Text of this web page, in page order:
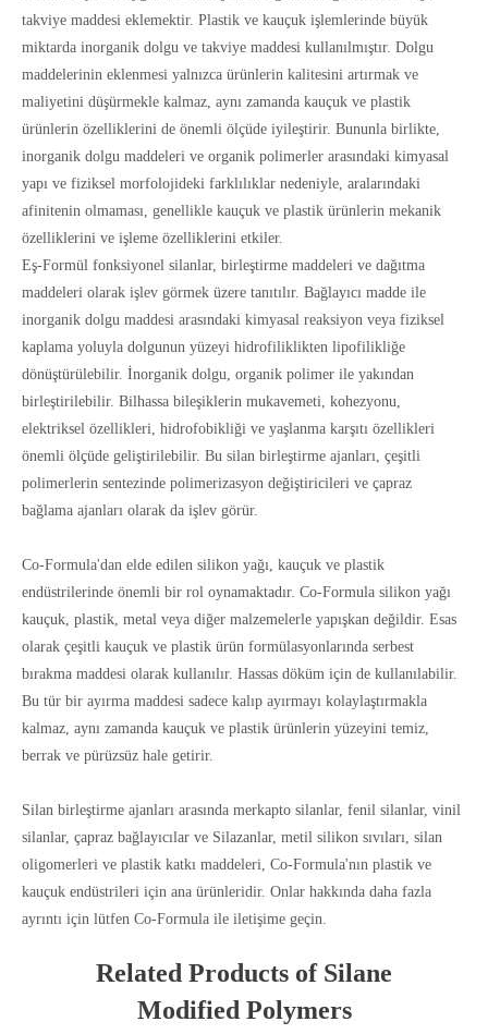
takviye maddesi eklemektir. Plastik ve kauçuk işlemlerinde büyük
miktarda inorganik dolgu ve takviye maddesi kullanılmıştır. Dolgu
maddelerinin eklenmesi yalnızca ürünlerin kalitesini artırmak ve
maliyetini düşürmekle kalmaz, aynı zamanda kauçuk ve plastik
ürünlerin özelliklerini de önemli ölçüde iyileştirir. Bununla birlikte,
inorganik dolgu maddeleri ve organik polimerler arasındaki kimyasal
yapı ve fiziksel morfolojideki farklılıklar nedeniyle, aralarındaki
afinitenin olmaması, genellikle kauçuk ve plastik ürünlerin mekanik
özelliklerini ve işleme özelliklerini etkiler.
Eş-Formül fonksiyonel silanlar, birleştirme maddeleri ve dağıtma
maddeleri olarak işlev görmek üzere tanıtılır. Bağlayıcı madde ile
inorganik dolgu maddesi arasındaki kimyasal reaksiyon veya fiziksel
kaplama yoluyla dolgunun yüzeyi hidrofiliklikten lipofilikliğe
dönüştürülebilir. İnorganik dolgu, organik polimer ile yakından
birleştirilebilir. Bilhassa bileşiklerin mukavemeti, kohezyonu,
elektriksel özellikleri, hidrofobikliği ve yaşlanma karşıtı özellikleri
önemli ölçüde geliştirilebilir. Bu silan birleştirme ajanları, çeşitli
polimerlerin sentezinde polimerizasyon değiştiricileri ve çapraz
bağlama ajanları olarak da işlev görür.
Co-Formula'dan elde edilen silikon yağı, kauçuk ve plastik
endüstrilerinde önemli bir rol oynamaktadır. Co-Formula silikon yağı
kauçuk, plastik, metal veya diğer malzemelerle yapışkan değildir. Esas
olarak çeşitli kauçuk ve plastik ürün formülasyonlarında serbest
bırakma maddesi olarak kullanılır. Hassas döküm için de kullanılabilir.
Bu tür bir ayırma maddesi sadece kalıp ayırmayı kolaylaştırmakla
kalmaz, aynı zamanda kauçuk ve plastik ürünlerin yüzeyini temiz,
berrak ve pürüzsüz hale getirir.
Silan birleştirme ajanları arasında merkapto silanlar, fenil silanlar, vinil
silanlar, çapraz bağlayıcılar ve Silazanlar, metil silikon sıvıları, silan
oligomerleri ve plastik katkı maddeleri, Co-Formula'nın plastik ve
kauçuk endüstrileri için ana ürünleridir. Onlar hakkında daha fazla
ayrıntı için lütfen Co-Formula ile iletişime geçin.
Related Products of Silane
Modified Polymers